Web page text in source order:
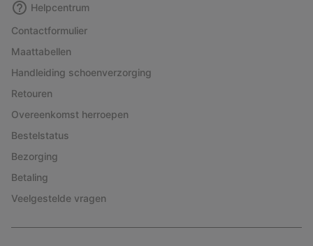
Helpcentrum
Contactformulier
Maattabellen
Handleiding schoenverzorging
Retouren
Overeenkomst herroepen
Bestelstatus
Bezorging
Betaling
Veelgestelde vragen